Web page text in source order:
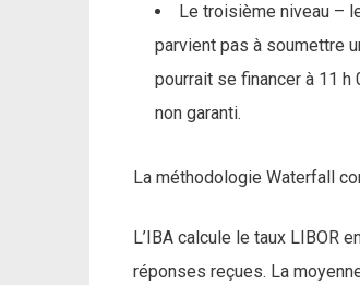
Le troisième niveau –
parvient pas à soumettre
pourrait se financer à 11 h
non garanti.
La méthodologie Waterfall
L’IBA calcule le taux LIBOR
réponses reçues. La